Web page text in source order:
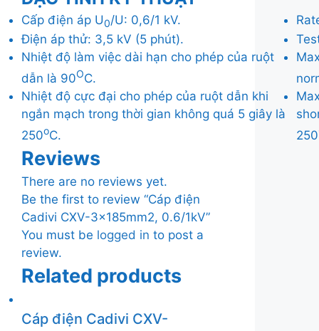
Cấp điện áp U0/U: 0,6/1 kV.
Điện áp thử: 3,5 kV (5 phút).
Nhiệt độ làm việc dài hạn cho phép của ruột
dẫn là 90OC.
Nhiệt độ cực đại cho phép của ruột dẫn khi
ngắn mạch trong thời gian không quá 5 giây là
250oC.
250
Reviews
There are no reviews yet.
Be the first to review “Cáp điện
Cadivi CXV-3x185mm2, 0.6/1kV”
You must be logged in to post a
review.
Related products
Cáp điện Cadivi CXV-